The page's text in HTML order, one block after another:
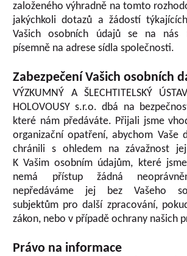
založeného výhradně na tomto
jakýchkoli dotazů a žádostí
Vašich osobních údajů se na nás
písemně na adrese sídla společnosti.
Zabezpečení Vašich osobních
VÝZKUMNÝ A ŠLECHTITELSKÝ
HOLOVOUSY s.r.o. dbá na
které nám předáváte. Přijali jsme
organizační opatření, abychom Vaše
chránili s ohledem na závažnost
K Vašim osobním údajům, které
nemá přístup žádná
nepředáváme jej bez Vašeho
subjektům pro další zpracování,
zákon, nebo v případě ochrany našich
Právo na informace